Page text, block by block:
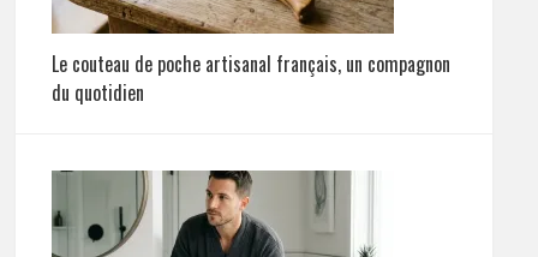
Le couteau de poche artisanal français, un compagnon
du quotidien